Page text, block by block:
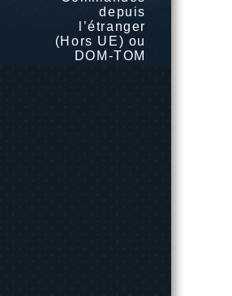
depuis
l’étranger
(Hors UE) ou
DOM-TOM